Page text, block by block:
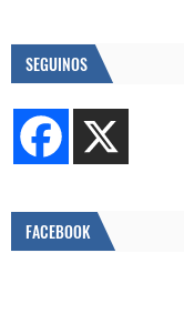
SEGUINOS
FACEBOOK